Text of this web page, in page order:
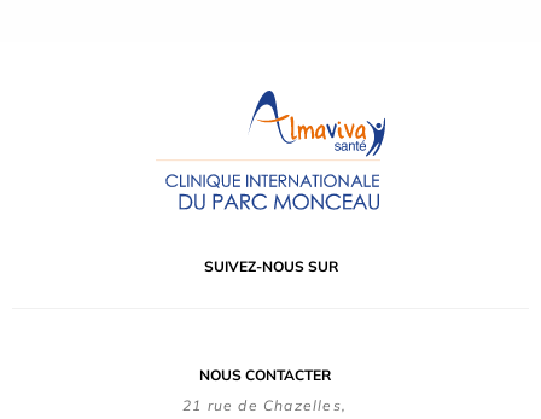
SUIVEZ-NOUS SUR
NOUS CONTACTER
21 rue de Chazelles,